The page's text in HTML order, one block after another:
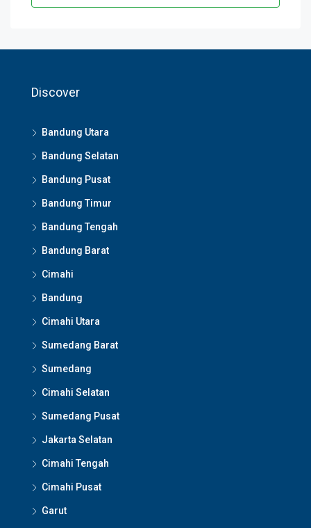
Discover
Bandung Utara
Bandung Selatan
Bandung Pusat
Bandung Timur
Bandung Tengah
Bandung Barat
Cimahi
Bandung
Cimahi Utara
Sumedang Barat
Sumedang
Cimahi Selatan
Sumedang Pusat
Jakarta Selatan
Cimahi Tengah
Cimahi Pusat
Garut